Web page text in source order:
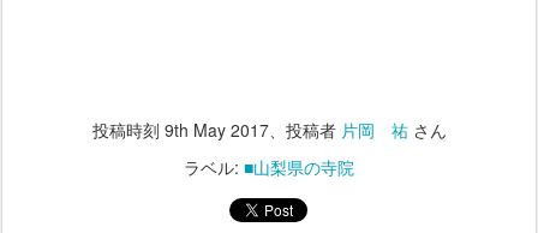
投稿時刻 9th May 2017、投稿者 片岡 祐さん
ラベル: ■山梨県の寺院